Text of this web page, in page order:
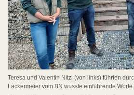
Teresa und Valentin Nitzl (von links) führten
Lackermeier vom BN wusste einführende